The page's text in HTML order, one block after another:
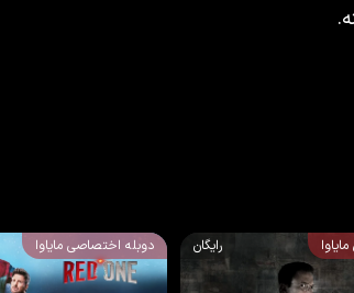
رایگان دوبله اختصاصی مایاوا